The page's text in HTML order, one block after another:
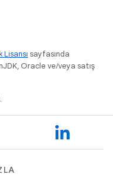
Lisansı sayfasında
Oracle ve/veya satış